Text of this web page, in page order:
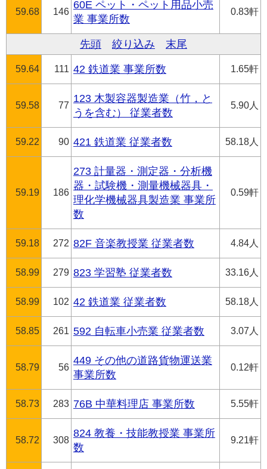
59.68 146
60E ペット・ペット用品小売
業 事業所数
0.83軒
先頭 絞り込み 末尾
59.64 111 42 鉄道業 事業所数 1.65軒
59.58 77
123 木製容器製造業（竹，と
うを含む） 従業者数
5.90人
59.22 90 421 鉄道業 従業者数 58.18人
59.19 186
273 計量器・測定器・分析機
器・試験機・測量機械器具・
理化学機械器具製造業 事業所
数
0.59軒
59.18 272 82F 音楽教授業 従業者数 4.84人
58.99 279 823 学習塾 従業者数 33.16人
58.99 102 42 鉄道業 従業者数 58.18人
58.85 261 592 自転車小売業 従業者数 3.07人
58.79 56
449 その他の道路貨物運送業
事業所数
0.12軒
58.73 283 76B 中華料理店 事業所数 5.55軒
58.72 308
824 教養・技能教授業 事業所
数
9.21軒